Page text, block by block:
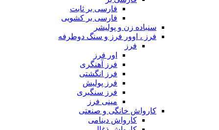
فارسی بر ثابت
فارسی بر کشویی
سنباده زن و پولیشر
فرز ، اوور فرز و سنگ دوطرفه
فرز
اور فرز
فرز آهنگری
فرز انگشتی
فرز پولیش
فرز سنگبری
مینی فرز
کارواش خانگی و صنعتی
کارواش دینامی